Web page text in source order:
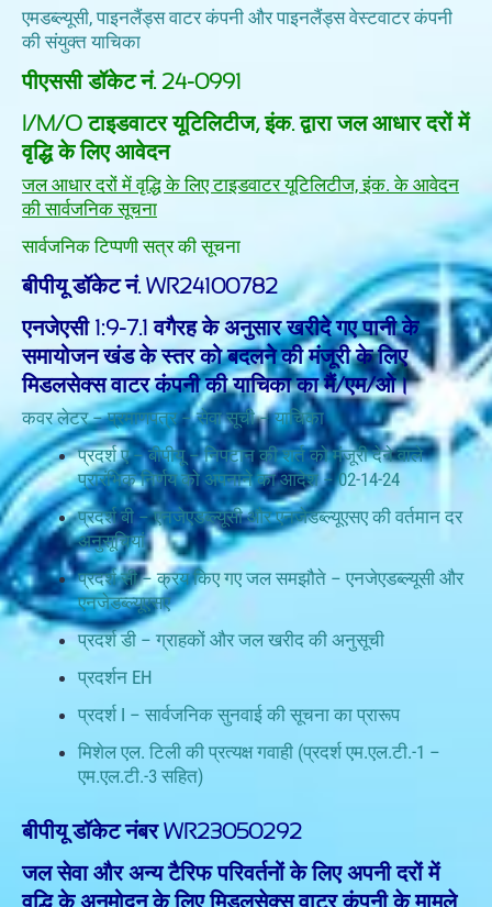
एमडब्ल्यूसी, पाइनलैंड्स वाटर कंपनी और पाइनलैंड्स वेस्टवाटर कंपनी
की संयुक्त याचिका
पीएससी डॉकेट नं. 24-0991
I/M/O टाइडवाटर यूटिलिटीज, इंक. द्वारा जल आधार दरों में
वृद्धि के लिए आवेदन
जल आधार दरों में वृद्धि के लिए टाइडवाटर यूटिलिटीज, इंक. के आवेदन
की सार्वजनिक सूचना
सार्वजनिक टिप्पणी सत्र की सूचना
बीपीयू डॉकेट नं. WR24100782
एनजेएसी 1:9-7.1 वगैरह के अनुसार खरीदे गए पानी के
समायोजन खंड के स्तर को बदलने की मंजूरी के लिए
मिडलसेक्स वाटर कंपनी की याचिका का मैं/एम/ओ।
कवर लेटर – प्रमाणपत्र – सेवा सूची – याचिका
प्रदर्श ए – बीपीयू – निपटान की शर्त को मंजूरी देने वाले
प्रारंभिक निर्णय को अपनाने का आदेश – 02-14-24
प्रदर्श बी – एनजेएडब्ल्यूसी और एनजेडब्ल्यूएसए की वर्तमान दर
अनुसूचियां
प्रदर्श सी – क्रय किए गए जल समझौते – एनजेएडब्ल्यूसी और
एनजेडब्ल्यूएसए
प्रदर्श डी – ग्राहकों और जल खरीद की अनुसूची
प्रदर्शन EH
प्रदर्श I – सार्वजनिक सुनवाई की सूचना का प्रारूप
मिशेल एल. टिली की प्रत्यक्ष गवाही (प्रदर्श एम.एल.टी.-1 –
एम.एल.टी.-3 सहित)
बीपीयू डॉकेट नंबर WR23050292
जल सेवा और अन्य टैरिफ परिवर्तनों के लिए अपनी दरों में
वृद्धि के अनुमोदन के लिए मिडलसेक्स वाटर कंपनी के मामले